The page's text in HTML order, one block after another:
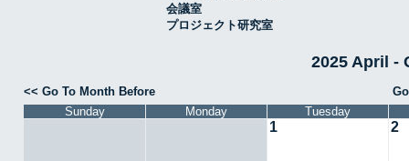
会議室
プロジェクト研究室
2025 April -
<< Go To Month Before
Sunday
Monday Tuesday
1 2